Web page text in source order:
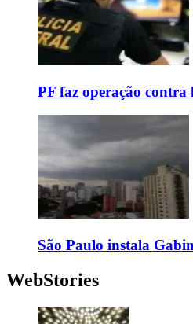
PF faz operação
São Paulo instala
WebStories